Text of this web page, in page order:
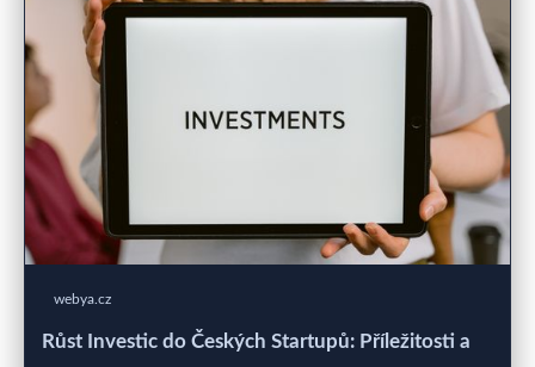
webya.cz
Růst Investic do Českých Startupů: Příležitosti a